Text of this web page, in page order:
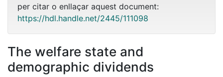
per citar o enllaçar aquest document:
https://hdl.handle.net/2445/111098
The welfare state and
demographic dividends